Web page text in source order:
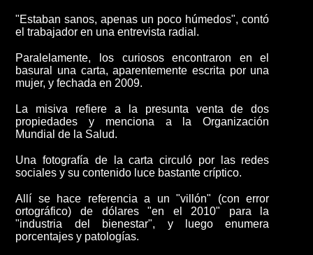
"Estaban sanos, apenas un poco húmedos", contó
el trabajador en una entrevista radial.
Paralelamente, los curiosos encontraron en el
basural una carta, aparentemente escrita por una
mujer, y fechada en 2009.
La misiva refiere a la presunta venta de dos
propiedades y menciona a la Organización
Mundial de la Salud.
Una fotografía de la carta circuló por las redes
sociales y su contenido luce bastante críptico.
Allí se hace referencia a un "villón" (con error
ortográfico) de dólares "en el 2010" para la
"industria del bienestar", y luego enumera
porcentajes y patologías.